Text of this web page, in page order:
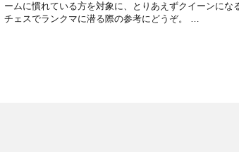
ームに慣れている方を対象に、とりあえずクイーンにな
チェスでランクマに潜る際の参考にどうぞ。 …